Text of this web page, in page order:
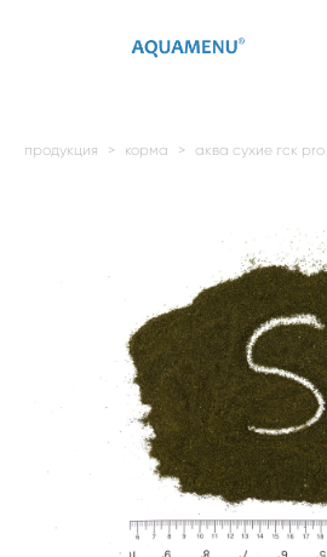
продукция > корма > аква сухие гск pro